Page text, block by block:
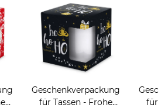
Geschenkverpackung
für Tassen - Frohe
für